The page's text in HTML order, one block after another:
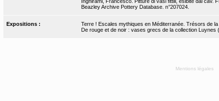
Beazley Archive Pottery Database. n°207024.
Expositions :
Terre ! Escales mythiques en Méditerranée. Trésors de
De rouge et de noir : vases grecs de la collection Luynes
Mentions légales